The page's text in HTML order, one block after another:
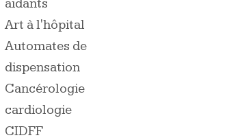
aidants
Art à l'hôpital
Automates de
dispensation
Cancérologie
cardiologie
CIDFF